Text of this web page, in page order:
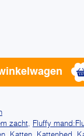
zacht, Fluffy